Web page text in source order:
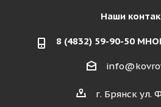
Наши
8 (4832) 59-90-50
г. Брянск ул.